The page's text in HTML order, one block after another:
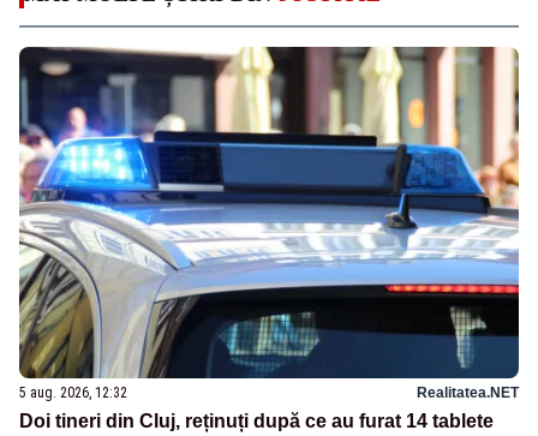
5 aug. 2026, 12:32 Realitatea.NET
Doi tineri din Cluj, reținuți după ce au furat 14 tablete